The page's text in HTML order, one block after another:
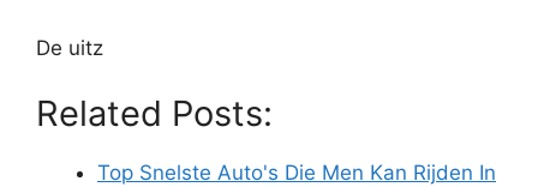
De uitz
Related Posts:
Top Snelste Auto's Die Men Kan Rijden In